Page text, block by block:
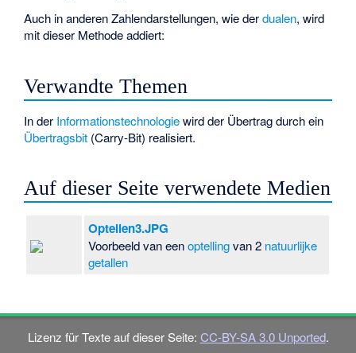
Auch in anderen Zahlendarstellungen, wie derdualen, wird
mit dieser Methode addiert:
Verwandte Themen
In der Informationstechnologiewird der Übertrag durch ein
Übertragsbit (Carry-Bit) realisiert.
Auf dieser Seite verwendete Medien
Optellen3.JPG
Voorbeeld van eenoptellingvan 2 natuurlijke
getallen
Lizenz für Texte auf dieser Seite: CC-BY-SA 3.0 Unported.